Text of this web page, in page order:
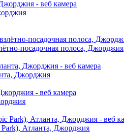
посадочная полоса, Джорджия
Джорджия
Атланта, Джорджия